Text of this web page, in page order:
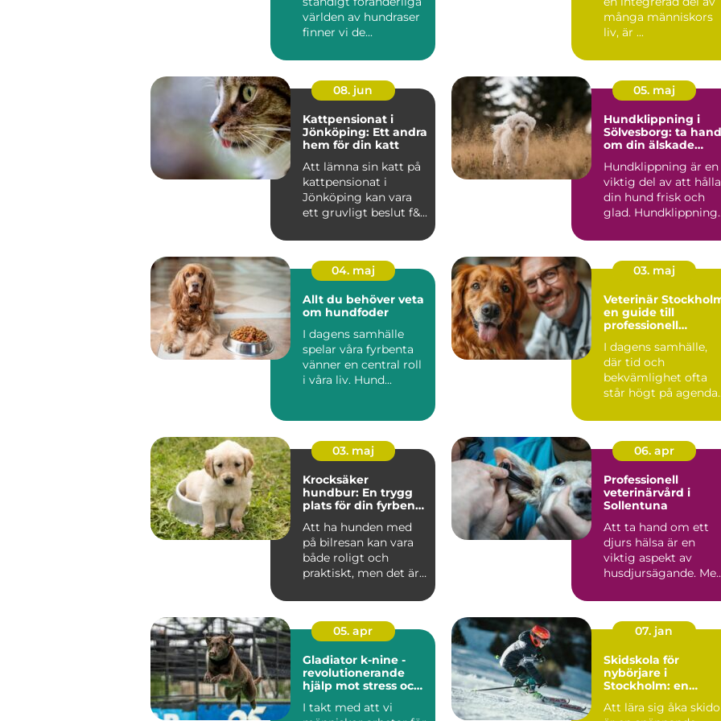
världen av hundraser
finner vi de...
många människors
liv, är ...
08. jun
Kattpensionat i
Jönköping: Ett andra
hem för din katt
Att lämna sin katt på
kattpensionat i
Jönköping kan vara
ett gruvligt beslut f&...
05. maj
Hundklippning i
Sölvesborg: ta hand
om din älskade
Hundklippning är en
viktig del av att hålla
din hund frisk och
glad. Hundklippning
04. maj
Allt du behöver veta
om hundfoder
I dagens samhälle
spelar våra fyrbenta
vänner en central roll
i våra liv. Hund...
03. maj
Veterinär
en guide till
professionell
I dagens samhälle,
där tid och
bekvämlighet ofta
står högt på
03. maj
Krocksäker
hundbur: En trygg
plats för din fyrbenta
Att ha hunden med
på bilresan kan vara
både roligt och
praktiskt, men det är
06. apr
Professionell
veterinärvård i
Sollentuna
Att ta hand om ett
djurs hälsa är en
viktig aspekt av
husdjursägande.
05. apr
Gladiator k-nine -
revolutionerande
hjälp mot stress och
I takt med att vi
07. jan
Skidskola för
nybörjare i
Stockholm: en
första svängar
Att lära sig åka